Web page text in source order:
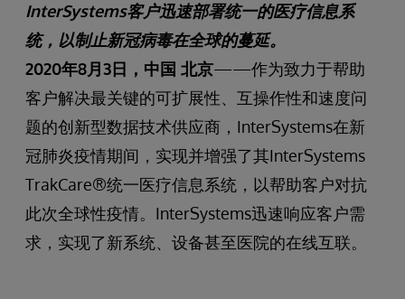
InterSystems客户迅速部署统一的医疗信息系
统，以制止新冠病毒在全球的蔓延。
2020年8月3日，中国 北京——作为致力于帮助
客户解决最关键的可扩展性、互操作性和速度问
题的创新型数据技术供应商，InterSystems在新
冠肺炎疫情期间，实现并增强了其InterSystems
TrakCare®统一医疗信息系统，以帮助客户对抗
此次全球性疫情。InterSystems迅速响应客户需
求，实现了新系统、设备甚至医院的在线互联。